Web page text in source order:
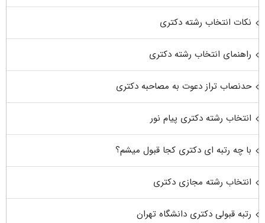
نکات انتخاب رشته دکتری
راهنمای انتخاب رشته دکتری
حدنصاب تراز دعوت به مصاحبه دکتری
انتخاب رشته دکتری پیام نور
با چه رتبه ای دکتری کجا قبول میشم؟
انتخاب رشته مجازی دکتری
رتبه قبولی دکتری دانشگاه تهران